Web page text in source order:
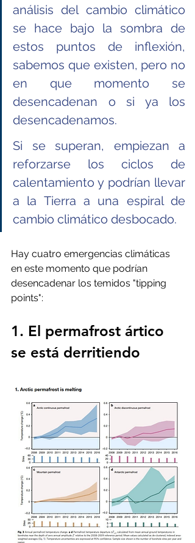
análisis del cambio climático
se hace bajo la sombra de
estos puntos de inflexión,
sabemos que existen, pero no
en que momento se
desencadenan o si ya los
desencadenamos.
Si se superan, empiezan a
reforzarse los ciclos de
calentamiento y podrían llevar
a la Tierra a una espiral de
cambio climático desbocado.
Hay cuatro emergencias climáticas
en este momento que podrían
desencadenar los temidos "tipping
points":
1. El permafrost ártico
se está derritiendo